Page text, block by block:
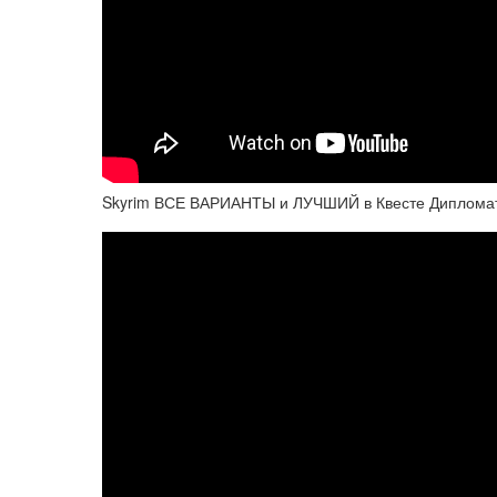
Skyrim ВСЕ ВАРИАНТЫ и ЛУЧШИЙ в Квесте